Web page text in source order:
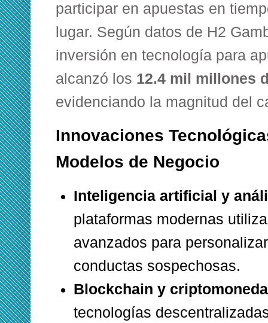
participar en apuestas en
lugar. Según datos de H2
inversión en tecnología para
alcanzó los 12.4 mil millones
evidenciando la magnitud del
Innovaciones
Modelos de Negocio
Inteligencia artificial y
plataformas modernas
avanzados para
conductas sospechosas.
Blockchain y
tecnologías